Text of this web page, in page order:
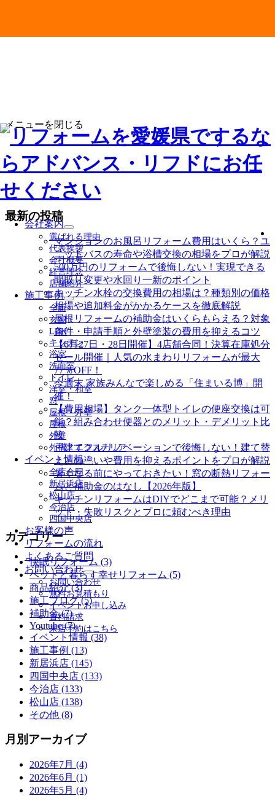
会社案内
サ
ブ
メ
ニ
ュ
ー
を
展
開
選ばれる理由
代表挨拶
会社概要
経営理念
店舗紹介
施工事例
サ
ブ
メ
ニ
ュ
ー
を
展
開
全面
玄関
LDK
キッチン
浴室
洗面室
トイレ
洋室・和室
窓
屋根・外壁
屋根
外壁
外構・エクステリア
イベント情報
サ
ブ
メ
ニ
ュ
ー
展
開
全店合同
新居浜店
松山店
今治店
四国中央店
お客様の声
リフォームの流れ
よくあるご質問
お問い合わせ
サ
ブ
メ
ニ
ー
を
開
お問い合わせ
無料お見積もり
イベントお申し込み
資料請求
来店予約はこちら
メニューを閉じる
最新の投稿
マンションのお風呂リフォーム費用はいくら？ユ
ニットバスの寿命や浴槽交換の相場をプロが解説
500万円のリフォームで後悔しない！実現できる
間取り変更や水回り一新のポイント
キッチン水栓の交換費用の相場は？種類別の価格
相場や追加料金がかかるケースを徹底解説
屋根リフォームの補助金はいくらもらえる？対象
条件・申請手順と外壁塗装の費用を抑えるコツ
【6月27日・28日開催】4店舗合同！決算在庫処分
セール開催｜人気の水まわりリフォームが最大
77％OFF！
今週末 家族みんなで楽しめる「住まいる博」開
催！
【費用相場】タンク一体型トイレの便座交換は可
能？組み合わせ便器とのメリット・デメリット比
較
戸建てフルリノベーションで後悔しない！建て替
えとの違いや費用を抑えるポイントをプロが解説
暑くなる前にやっておきたい！窓の断熱リフォー
ムと補助金のはなし【2026年版】
キッチンリフォームはDIYでどこまで可能？メリ
ット・失敗リスクとプロに頼むべき理由
カテゴリー
快眠リフォーム (3)
ペットと暮らす幸せリフォーム (5)
商品紹介 (3)
施工ブログ (5)
補助金 (7)
Youtube (7)
イベント情報 (38)
施工事例 (13)
新居浜店 (145)
四国中央店 (133)
今治店 (133)
松山店 (138)
その他 (8)
月別アーカイブ
2026年7月 (4)
2026年6月 (1)
2026年5月 (4)